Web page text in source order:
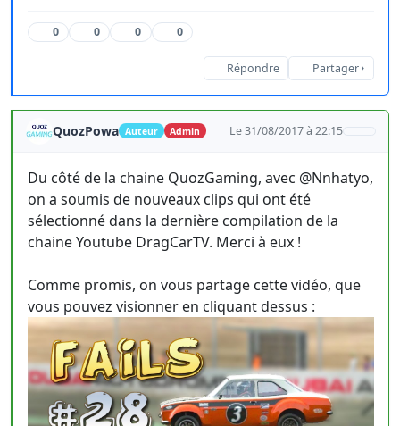
0 0 0 0
Répondre Partager
QuozPowa Auteur Admin Le 31/08/2017 à 22:15
Du côté de la chaine QuozGaming, avec @Nnhatyo,
on a soumis de nouveaux clips qui ont été
sélectionné dans la dernière compilation de la
chaine Youtube DragCarTV. Merci à eux !
Comme promis, on vous partage cette vidéo, que
vous pouvez visionner en cliquant dessus :